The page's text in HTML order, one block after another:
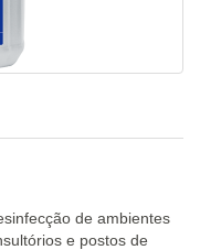
de ambientes
e postos de